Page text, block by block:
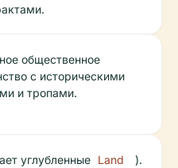
общественное
с историческими
и тропами.
углубленные Land
).